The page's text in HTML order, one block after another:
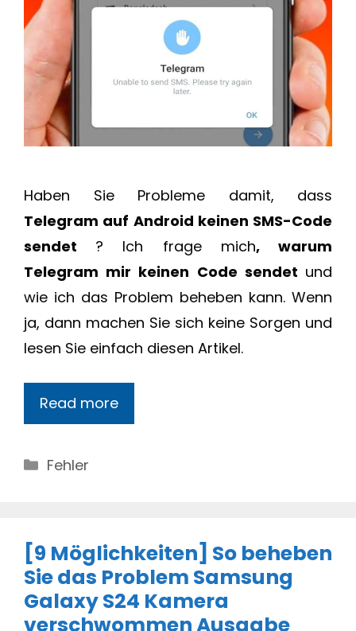
Haben Sie Probleme damit, dass
Telegram auf Android keinen SMS-Code
sendet ? Ich frage mich, warum
Telegram mir keinen Code sendet und
wie ich das Problem beheben kann. Wenn
ja, dann machen Sie sich keine Sorgen und
lesen Sie einfach diesen Artikel.
Read more
Categories
Fehler
[9 Möglichkeiten] So beheben
Sie das Problem Samsung
Galaxy S24 Kamera
verschwommen Ausgabe